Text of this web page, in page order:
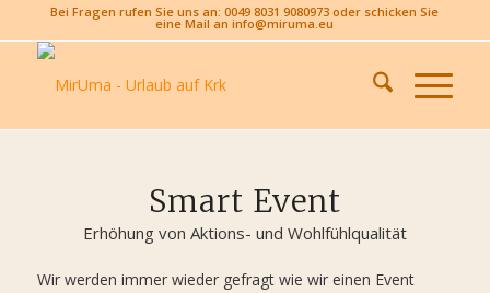
Bei Fragen rufen Sie uns an: 0049 8031 9080973 oder schicken Sie
eine Mail an info@miruma.eu
Smart Event
Erhöhung von Aktions- und Wohlfühlqualität
Wir werden immer wieder gefragt wie wir einen Event